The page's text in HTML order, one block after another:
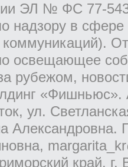
ЭЛ № ФС 77-
надзору в
освещающее
рубежом,
«Фишньюс».
ул.
Александровна.
край,